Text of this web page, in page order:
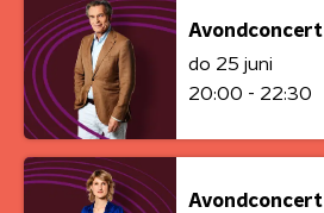
Avondconcert
do 25 juni
20:00 - 22:30
Avondconcert